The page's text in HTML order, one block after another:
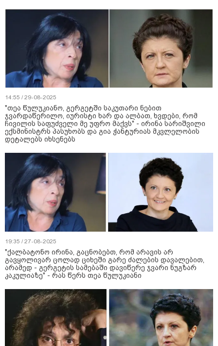
14:55 / 29-08-2025
"თეა წულუკიანო, გერგეტში საკუთარი ნებით
ჯვარდაწერილო, იურისტი ხარ და ალბათ, ხვდები, რომ
ჩივილის საფუძველი მე უფრო მაქვს" - ირინა სარიშვილი
ექსმინისტრს პასუხობს და გია ჭანტურიას მკვლელობის
დეტალებს იხსენებს
19:35 / 27-08-2025
"ქალბატონო ირინა, გაცნობებთ, რომ არავის არ
გავყოლივარ ცოლად ციხეში გარე ძალების დავალებით,
არამედ - გერგეტის სამებაში დავიწერე ჯვარი ნუგზარ
კაკულიაზე" - რას წერს თეა წულუკიანი